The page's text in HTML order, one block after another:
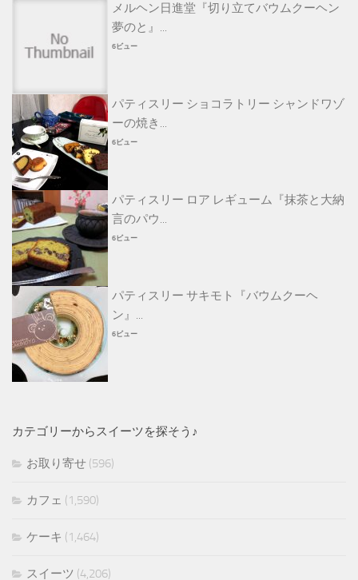
メルヘン日進堂『切り立てバウムクーヘン
夢のと』...
6ビュー
パティスリー ショコラトリー シャンドワゾ
ーの焼き...
6ビュー
パティスリー ロア レギューム『抹茶と大納
言のパウ...
6ビュー
パティスリー サキモト『バウムクーヘ
ン』...
6ビュー
カテゴリーからスイーツを探そう♪
お取り寄せ (596)
カフェ (1,590)
ケーキ (1,464)
スイーツ (4,206)